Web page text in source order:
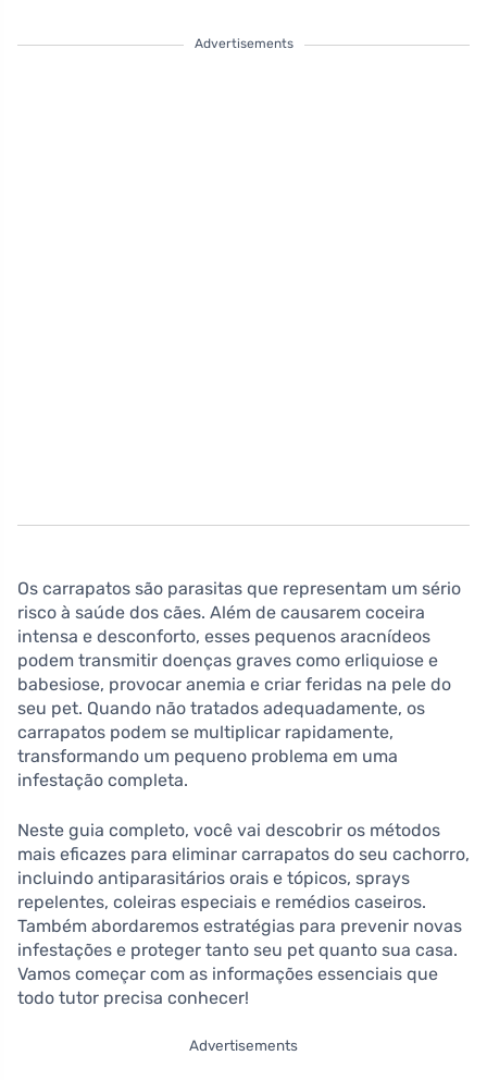
Advertisements
Os carrapatos são parasitas que representam um sério
risco à saúde dos cães. Além de causarem coceira
intensa e desconforto, esses pequenos aracnídeos
podem transmitir doenças graves como erliquiose e
babesiose, provocar anemia e criar feridas na pele do
seu pet. Quando não tratados adequadamente, os
carrapatos podem se multiplicar rapidamente,
transformando um pequeno problema em uma
infestação completa.
Neste guia completo, você vai descobrir os métodos
mais eficazes para eliminar carrapatos do seu cachorro,
incluindo antiparasitários orais e tópicos, sprays
repelentes, coleiras especiais e remédios caseiros.
Também abordaremos estratégias para prevenir novas
infestações e proteger tanto seu pet quanto sua casa.
Vamos começar com as informações essenciais que
todo tutor precisa conhecer!
Advertisements